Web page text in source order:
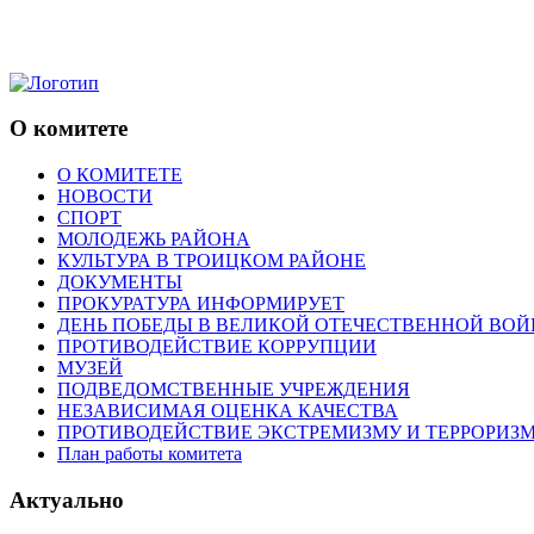
О комитете
О КОМИТЕТЕ
НОВОСТИ
СПОРТ
МОЛОДЕЖЬ РАЙОНА
КУЛЬТУРА В ТРОИЦКОМ РАЙОНЕ
ДОКУМЕНТЫ
ПРОКУРАТУРА ИНФОРМИРУЕТ
ДЕНЬ ПОБЕДЫ В ВЕЛИКОЙ ОТЕЧЕСТВЕННОЙ
ПРОТИВОДЕЙСТВИЕ КОРРУПЦИИ
МУЗЕЙ
ПОДВЕДОМСТВЕННЫЕ УЧРЕЖДЕНИЯ
НЕЗАВИСИМАЯ ОЦЕНКА КАЧЕСТВА
ПРОТИВОДЕЙСТВИЕ ЭКСТРЕМИЗМУ И
План работы комитета
Актуально